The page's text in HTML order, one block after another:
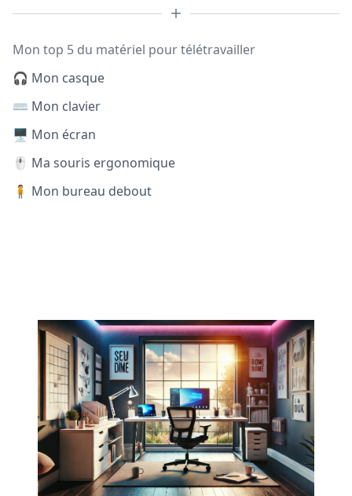
Mon top 5 du matériel pour télétravailler
🎧 Mon casque
⌨️ Mon clavier
🖥️ Mon écran
🖱️ Ma souris ergonomique
🧍 Mon bureau debout